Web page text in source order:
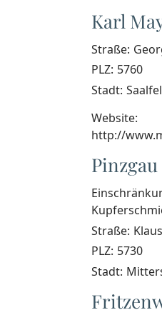
Karl
Straße:
PLZ: 5760
Stadt:
Website:
http://
Straße:
PLZ: 5730
Stadt: